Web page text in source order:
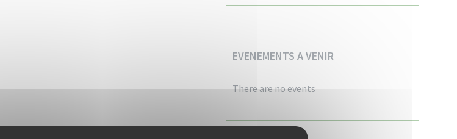
EVENEMENTS A VENIR
There are no events